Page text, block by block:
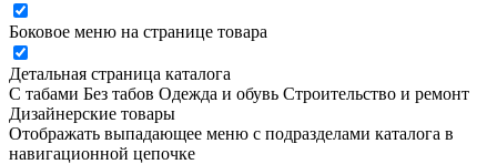
Боковое меню на странице товара
Детальная страница каталога
С табами Без табов Одежда и обувь Строительство и ремонт
Дизайнерские товары
Отображать выпадающее меню с подразделами каталога в
навигационной цепочке